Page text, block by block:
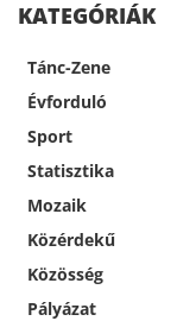
KATEGÓRIÁK
Tánc-Zene
Évforduló
Sport
Statisztika
Mozaik
Közérdekű
Közösség
Pályázat